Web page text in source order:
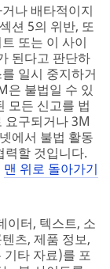
나 배타적이지
션 5의 위반, 또
또는 이 사이
된다고 판단하
일시 중지하거
은 불법일 수 있
모든 신고를 법
요구되거나 3M
에서 불법 활동
력할 것입니다.
맨 위로 돌아가기
이터, 텍스트, 소
츠, 제품 정보,
타 자료)를 포